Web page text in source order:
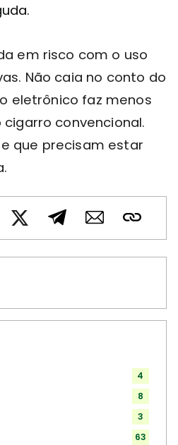
em risco com o uso
Não caia no conto do
eletrônico faz menos
convencional.
que precisam estar
4
8
3
63